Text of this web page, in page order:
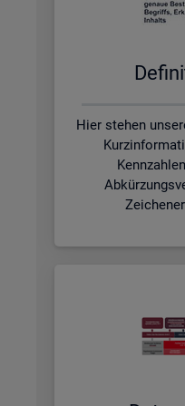
Hier stehen